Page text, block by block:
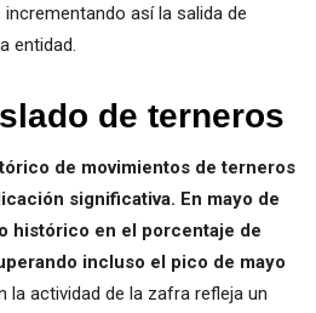
así la salida de
entidad.
de terneros
de movimientos de terneros
significativa. En mayo de
histórico en el porcentaje de
incluso el pico de mayo
la actividad de la zafra refleja un